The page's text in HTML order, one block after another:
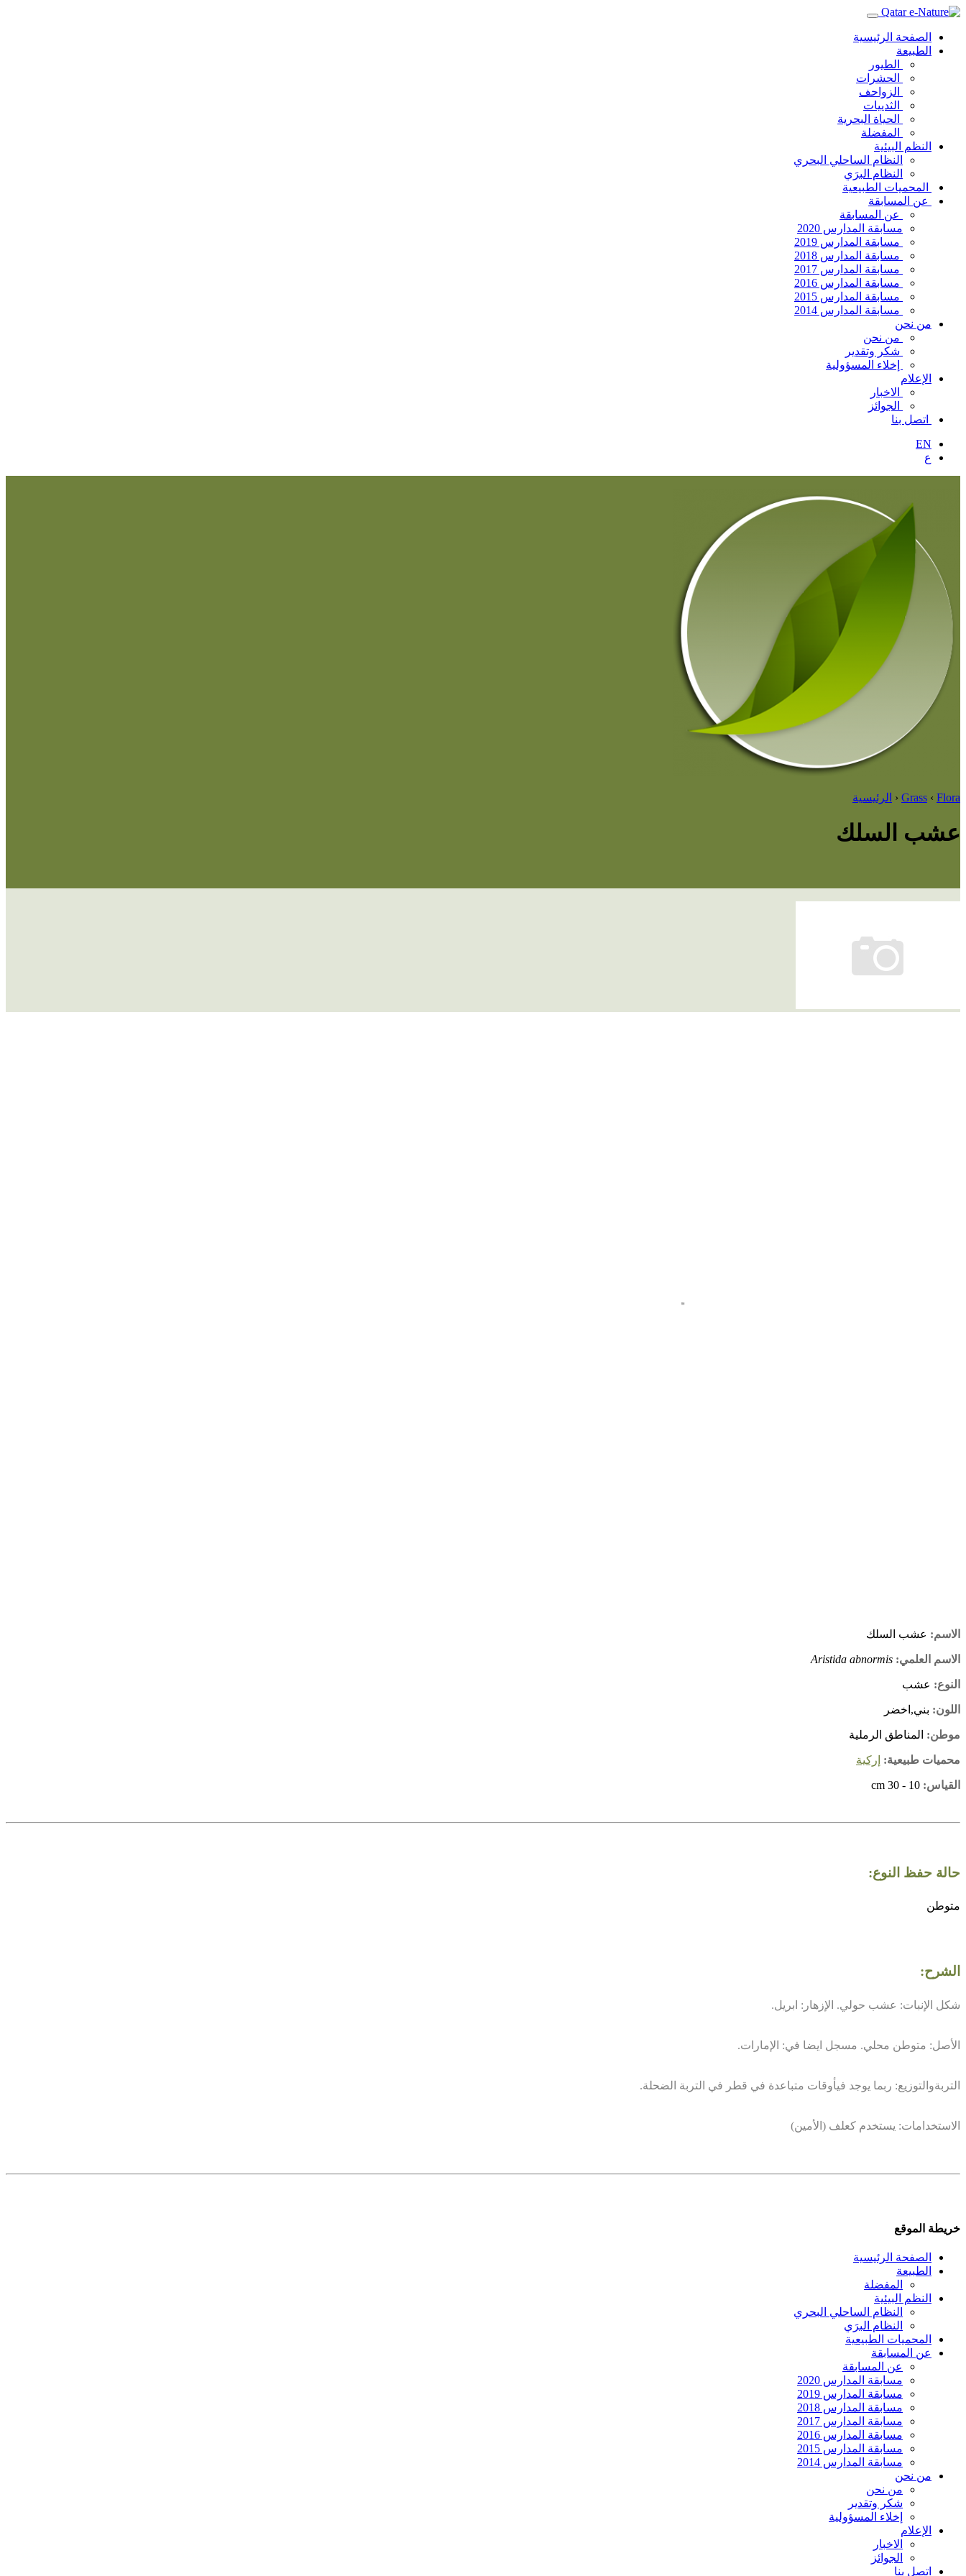
الصفحة الرئيسية
الطبيعة
الطيور
الحشرات
الزواحف
الثدييات
الحياة البحرية
المفضلة
النظم البيئية
النظام الساحلي البحري
النظام البرَي
المحميات الطبيعية
عن المسابقة
عن المسابقة
مسابقة المدارس 2020
مسابقة المدارس 2019
مسابقة المدارس 2018
مسابقة المدارس 2017
مسابقة المدارس 2016
مسابقة المدارس 2015
مسابقة المدارس 2014
من نحن
من نحن
شكر وتقدير
إخلاء المسؤولية
الإعلام
الاخبار
الجوائز
اتصل بنا
EN
ع
Grass ‹ Flora
‹ الرئيسية
عشب السلك
الاسم: عشب السلك
الاسم العلمي: Aristida abnormis
النوع: عشب
اللون: بني,اخضر
موطن: المناطق الرملية
محميات طبيعية: إركية
القياس:
حالة حفظ النوع:
متوطن
الشرح:
شكل الإنبات: عشب حولي. الإزهار: ابريل.
الأصل: متوطن محلي. مسجل ايضا في: الإمارات.
التربةوالتوزيع: ربما يوجد فيأوقات متباعدة في قطر في التربة الضحلة.
الاستخدامات: يستخدم كعلف (الأمين)
خريطة الموقع
الصفحة الرئيسية
الطبيعة
المفضلة
النظم البيئية
النظام الساحلي البحري
النظام البرَي
المحميات الطبيعية
عن المسابقة
عن المسابقة
مسابقة المدارس 2020
مسابقة المدارس 2019
مسابقة المدارس 2018
مسابقة المدارس 2017
مسابقة المدارس 2016
مسابقة المدارس 2015
مسابقة المدارس 2014
من نحن
من نحن
شكر وتقدير
إخلاء المسؤولية
الإعلام
الاخبار
الجوائز
اتصل بنا